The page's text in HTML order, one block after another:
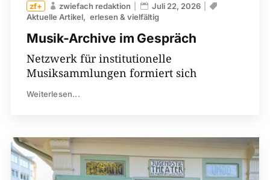
Musik-Archive im Gespräch
zwiefach redaktion
Juli 22, 2026
Aktuelle Artikel
erlesen & vielfältig
Netzwerk für institutionelle
Musiksammlungen formiert sich
Weiterlesen...